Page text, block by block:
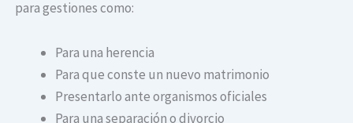
para gestiones como:
Para una herencia
Para que conste un nuevo matrimonio
Presentarlo ante organismos oficiales
Para una separación o divorcio